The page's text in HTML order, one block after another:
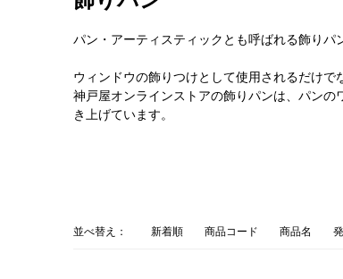
パン・アーティスティックとも呼ばれる飾りパ
ウィンドウの飾りつけとして使用されるだけで
神戸屋オンラインストアの飾りパンは、パン
き上げています。
並べ替え： 新着順 商品コード 商品名